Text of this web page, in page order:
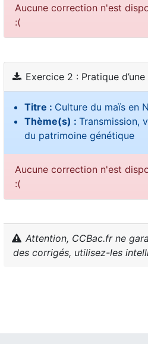
Aucune correction n'est
:(
Exercice 2 : Pratique
Titre : Culture du maïs en
Thème(s) : Transmission,
du patrimoine génétique
Aucune correction n'est
:(
Attention, CCBac.fr ne
des corrigés, utilisez-les